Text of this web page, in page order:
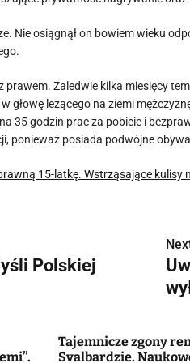
Nie osiągnął on bowiem wieku
Zaledwie kilka miesięcy
głowę leżącego na ziemi
35 godzin prac za pobicie i
ponieważ posiada podwójne
15-latkę. Wstrząsające
Polskiej
Tajemnicze zgony
Svalbardzie.